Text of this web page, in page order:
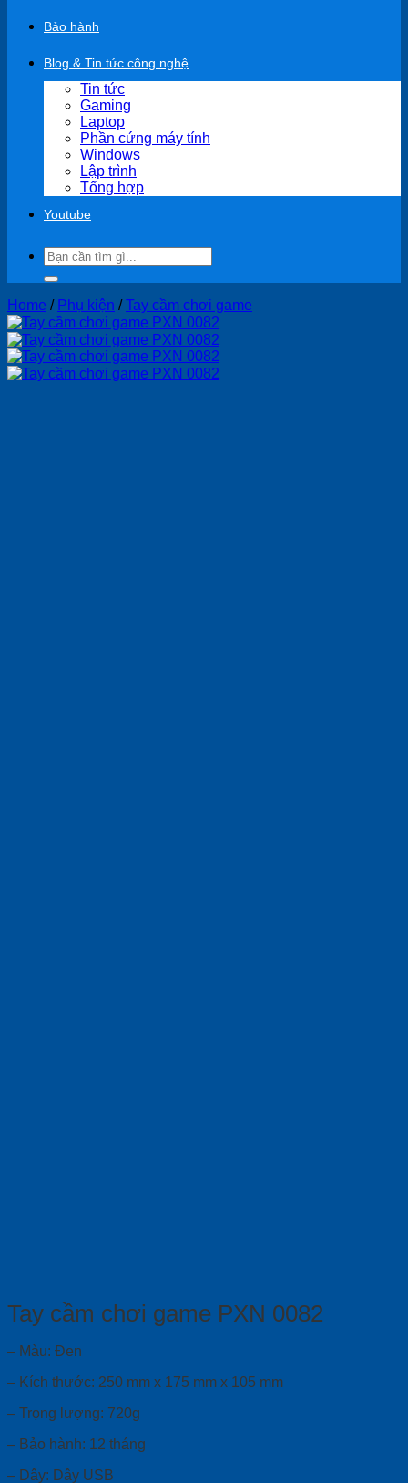
Bảo hành
Blog & Tin tức công nghệ
Tin tức
Gaming
Laptop
Phần cứng máy tính
Windows
Lập trình
Tổng hợp
Youtube
Search
for:
Home / Phụ kiện / Tay cầm chơi game
Tay cầm chơi game PXN 0082
– Màu: Đen
– Kích thước: 250 mm x 175 mm x 105 mm
– Trọng lượng: 720g
– Bảo hành: 12 tháng
– Dây: Dây USB